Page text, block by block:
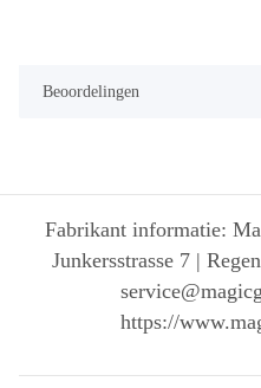
Beoordelingen
Fabrikant informatie:
Junkersstrasse 7 |
https://